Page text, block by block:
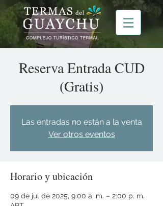
Reserva Entrada CUD
(Gratis)
Las entradas no están a la venta
Ver otros eventos
Horario y ubicación
09 de jul de 2025, 9:00 a. m. – 2:00 p. m.